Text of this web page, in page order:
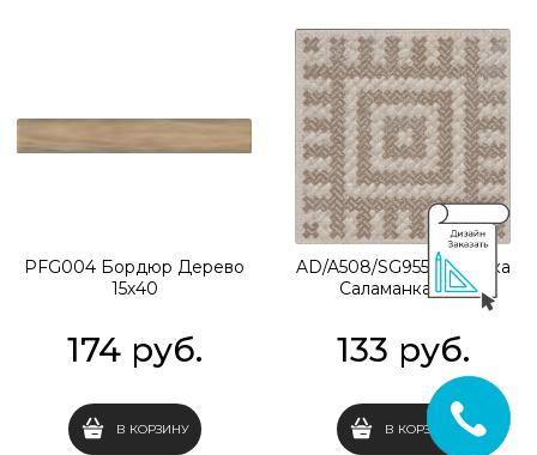
PFG004 Бордюр Дерево
15х40
174 руб.
В КОРЗИНУ
AD/A508/SG9551 Вставка
Саламанка 7х7
133 руб.
В КОРЗИНУ